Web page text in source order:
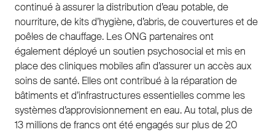
continué à assurer la distribution d’eau potable, de
nourriture, de kits d’hygiène, d’abris, de couvertures et de
poêles de chauffage. Les ONG partenaires ont
également déployé un soutien psychosocial et mis en
place des cliniques mobiles afin d’assurer un accès aux
soins de santé. Elles ont contribué à la réparation de
bâtiments et d’infrastructures essentielles comme les
systèmes d’approvisionnement en eau. Au total, plus de
13 millions de francs ont été engagés sur plus de 20